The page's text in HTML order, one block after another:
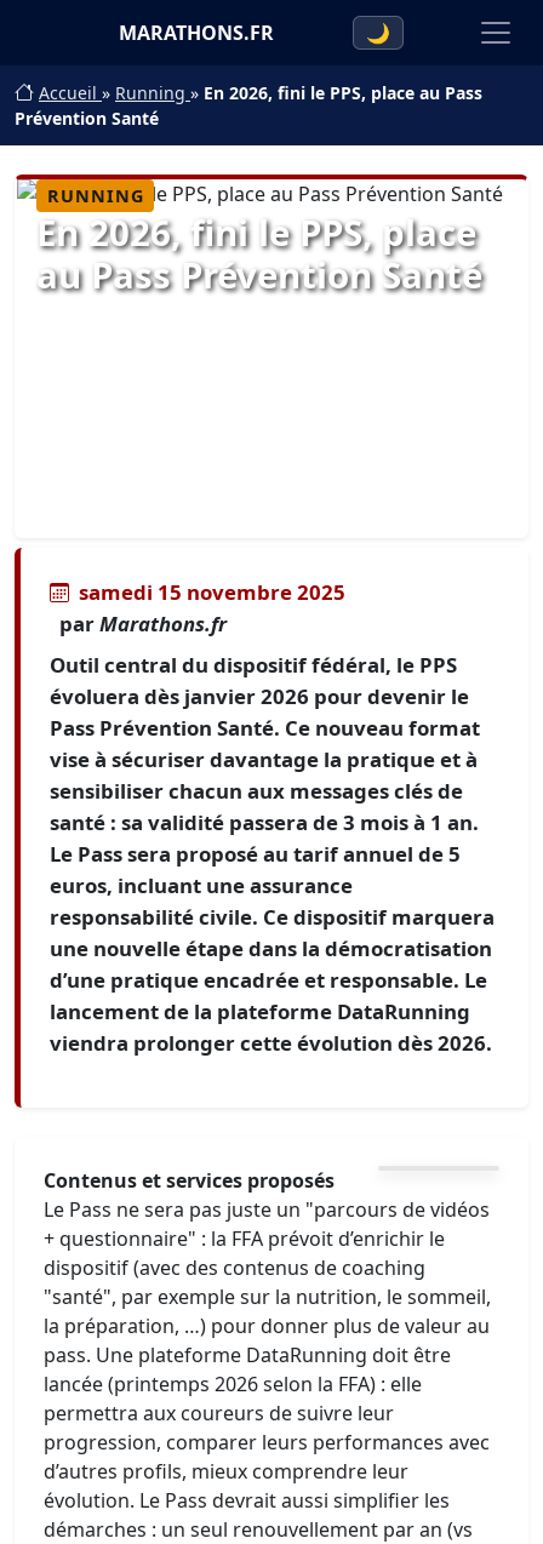
MARATHONS.FR 🌙
Accueil » Running » En 2026, fini le PPS, place au Pass
Prévention Santé
RUNNING
En 2026, fini le PPS, place
au Pass Prévention Santé
samedi 15 novembre 2025
parMarathons.fr
Outil central du dispositif fédéral, le PPS
évoluera dès janvier 2026 pour devenir le
Pass Prévention Santé. Ce nouveau format
vise à sécuriser davantage la pratique et à
sensibiliser chacun aux messages clés de
santé : sa validité passera de 3 mois à 1 an.
Le Pass sera proposé au tarif annuel de 5
euros, incluant une assurance
responsabilité civile. Ce dispositif marquera
une nouvelle étape dans la démocratisation
d’une pratique encadrée et responsable. Le
lancement de la plateforme DataRunning
viendra prolonger cette évolution dès 2026.
Contenus et services proposés
Le Pass ne sera pas juste un "parcours de vidéos
+ questionnaire" : la FFA prévoit d’enrichir le
dispositif (avec des contenus de coaching
"santé", par exemple sur la nutrition, le sommeil,
la préparation, …) pour donner plus de valeur au
pass. Une plateforme DataRunning doit être
lancée (printemps 2026 selon la FFA) : elle
permettra aux coureurs de suivre leur
progression, comparer leurs performances avec
d’autres profils, mieux comprendre leur
évolution. Le Pass devrait aussi simplifier les
démarches : un seul renouvellement par an (vs